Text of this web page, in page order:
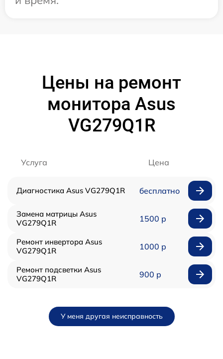
Цены на ремонт
монитора Asus
VG279Q1R
Услуга Цена
Диагностика Asus VG279Q1R бесплатно
Замена матрицы Asus
VG279Q1R
1500 р
Ремонт инвертора Asus
VG279Q1R
1000 р
Ремонт подсветки Asus
VG279Q1R
900 р
У меня другая неисправность